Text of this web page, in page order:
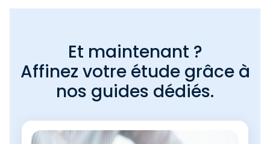
Et maintenant ?
Affinez votre étude grâce à
nos guides dédiés.